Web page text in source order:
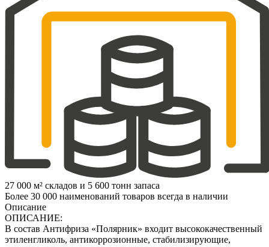
27 000 м² складов и 5 600 тонн запаса
Более 30 000 наименований товаров всегда в наличии
Описание
ОПИСАНИЕ:
В состав Антифриза «Полярник» входит высококачественный
этиленгликоль, антикоррозионные, стабилизирующие,